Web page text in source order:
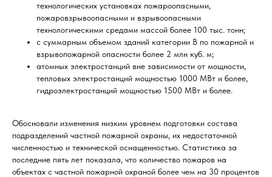
технологических установках пожароопасными,
пожаровзрывоопасными и взрывоопасными
технологическими средами массой более 100 тыс. тонн;
с суммарным объемом зданий категории В по пожарной и
взрывопожарной опасности более 2 млн куб. м;
атомных электростанций вне зависимости от мощности,
тепловых электростанций мощностью 1000 МВт и более,
гидроэлектростанций мощностью 1500 МВт и более.
Обосновали изменения низким уровнем подготовки состава
подразделений частной пожарной охраны, их недостаточной
численностью и технической оснащенностью. Статистика за
последние пять лет показала, что количество пожаров на
объектах с частной пожарной охраной более чем на 30 процентов